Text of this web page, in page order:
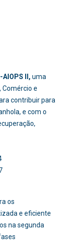
AIOPS II, uma
Comércio e
contribuir para
e com o
214
os
e eficiente
na segunda